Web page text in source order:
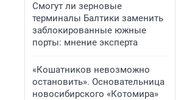
Смогут ли зерновые
терминалы Балтики заменить
заблокированные южные
порты: мнение эксперта
«Кошатников невозможно
остановить». Основательница
новосибирского «Котомира»